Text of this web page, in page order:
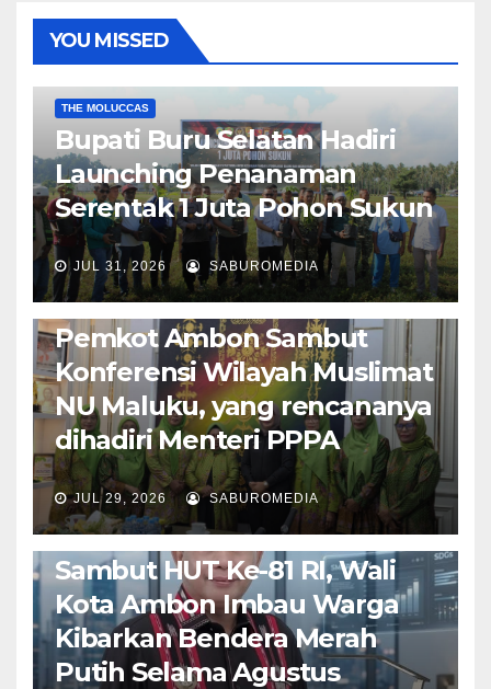
YOU MISSED
THE MOLUCCAS
Bupati Buru Selatan Hadiri
Launching Penanaman
Serentak 1 Juta Pohon Sukun
JUL 31, 2026 SABUROMEDIA
AMBON METRO JURNALISME AKTIVIS
POLITIK & PEMERINTAHAN
Pemkot Ambon Sambut
Konferensi Wilayah Muslimat
NU Maluku, yang rencananya
dihadiri Menteri PPPA
JUL 29, 2026 SABUROMEDIA
AMBON METRO POLITIK & PEMERINTAHAN
Sambut HUT Ke-81 RI, Wali
Kota Ambon Imbau Warga
Kibarkan Bendera Merah
Putih Selama Agustus